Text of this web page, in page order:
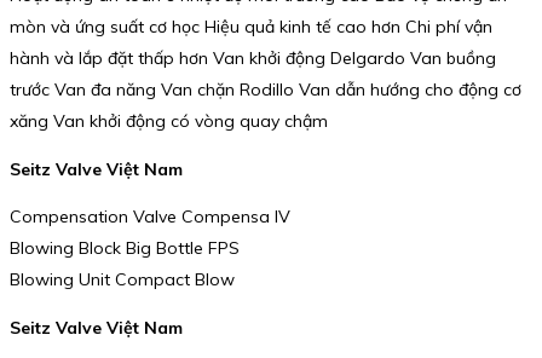
mòn và ứng suất cơ học Hiệu quả kinh tế cao hơn Chi phí vận
hành và lắp đặt thấp hơn Van khởi động Delgardo Van buồng
trước Van đa năng Van chặn Rodillo Van dẫn hướng cho động cơ
xăng Van khởi động có vòng quay chậm
Seitz Valve Việt Nam
Compensation Valve Compensa IV
Blowing Block Big Bottle FPS
Blowing Unit Compact Blow
Seitz Valve Việt Nam